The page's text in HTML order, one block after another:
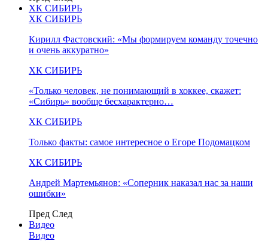
ХК СИБИРЬ
ХК СИБИРЬ
Кирилл Фастовский: «Мы формируем команду точечно
и очень аккуратно»
ХК СИБИРЬ
«Только человек, не понимающий в хоккее, скажет:
«Сибирь» вообще бесхарактерно…
ХК СИБИРЬ
Только факты: самое интересное о Егоре Подомацком
ХК СИБИРЬ
Андрей Мартемьянов: «Соперник наказал нас за наши
ошибки»
Пред След
Видео
Видео